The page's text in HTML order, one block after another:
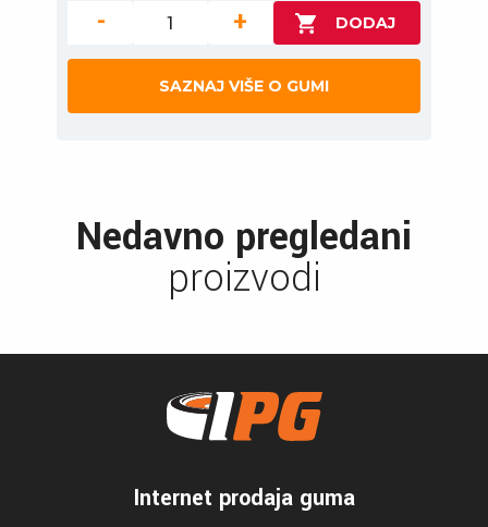
- +
SAZNAJ VIŠE O GUMI
Nedavno pregledani
proizvodi
Internet prodaja guma